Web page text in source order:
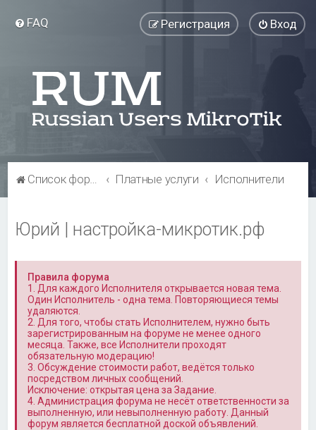
FAQ Вход
Регистрация
Список форумов Платные услуги Исполнители
Юрий | настройка-микротик.рф
Правила форума
1. Для каждого Исполнителя открывается новая тема.
Один Исполнитель - одна тема. Повторяющиеся темы
удаляются.
2. Для того, чтобы стать Исполнителем, нужно быть
зарегистрированным на форуме не менее одного
месяца. Также, все Исполнители проходят
обязательную модерацию!
3. Обсуждение стоимости работ, ведётся только
посредством личных сообщений.
Исключение: открытая цена за Задание.
4. Администрация форума не несёт ответственности за
выполненную, или невыполненную работу. Данный
форум является бесплатной доской объявлений.